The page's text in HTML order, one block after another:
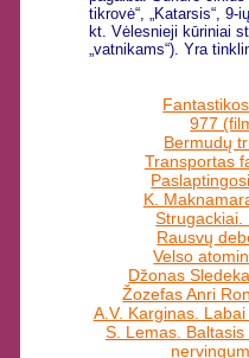
tikrovė“, „Katarsis“, 9-
kt. Vėlesnieji kūriniai
„vatnikams“). Yra
977
Bermudų
Transportas
K.
Strugackiai.
Rausvų
Velso
Džonas
Žozefas Anri
A.V. Karginas.
S. Lemas.